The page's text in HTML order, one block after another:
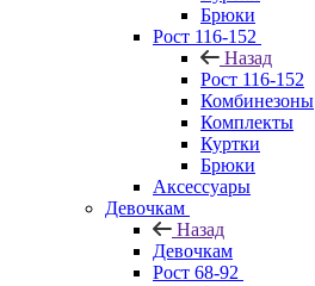
Брюки
Рост 116-152
Назад
Рост 116-152
Комбинезоны
Комплекты
Куртки
Брюки
Аксессуары
Девочкам
Назад
Девочкам
Рост 68-92